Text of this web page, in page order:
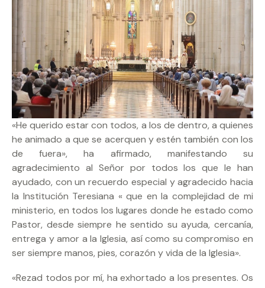
«He querido estar con todos, a los de dentro, a quienes
he animado a que se acerquen y estén también con los
de fuera», ha afirmado, manifestando su
agradecimiento al Señor por todos los que le han
ayudado, con un recuerdo especial y agradecido hacia
la Institución Teresiana « que en la complejidad de mi
ministerio, en todos los lugares donde he estado como
Pastor, desde siempre he sentido su ayuda, cercanía,
entrega y amor a la Iglesia, así como su compromiso en
ser siempre manos, pies, corazón y vida de la Iglesia».
«Rezad todos por mí, ha exhortado a los presentes. Os